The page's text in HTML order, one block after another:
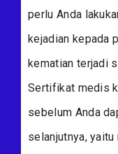
perlu Anda
kejadian kepada
kematian terjadi
Sertifikat medis
sebelum Anda
selanjutnya,